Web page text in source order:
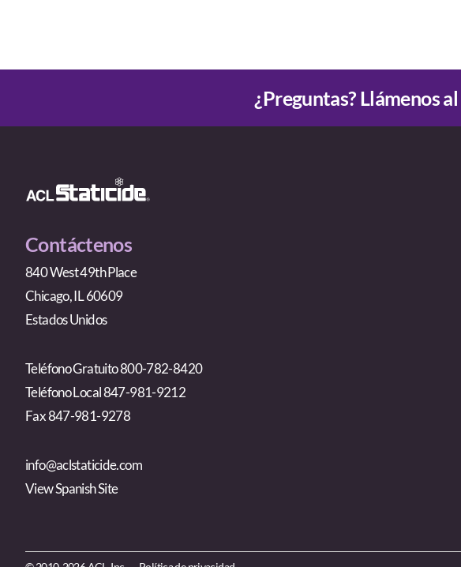
¿Preguntas? Llámenos al
Contáctenos
840 West 49th Place
Chicago, IL 60609
Estados Unidos
Teléfono Gratuito 800-782-8420
Teléfono Local 847-981-9212
Fax 847-981-9278
info@aclstaticide.com
View Spanish Site